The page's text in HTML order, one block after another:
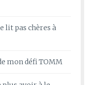
lit pas chères à
mon défi TOMM